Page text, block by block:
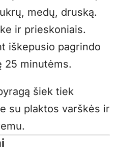
medų, druską.
ir prieskoniais.
iškepusio pagrindo
25 minutėms.
šiek tiek
su plaktos varškės ir